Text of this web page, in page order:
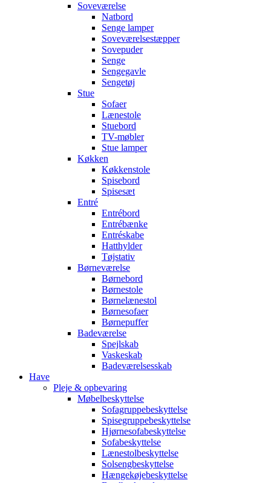
Soveværelse
Natbord
Senge lamper
Soveværelsestæpper
Sovepuder
Senge
Sengegavle
Sengetøj
Stue
Sofaer
Lænestole
Stuebord
TV-møbler
Stue lamper
Køkken
Køkkenstole
Spisebord
Spisesæt
Entré
Entrébord
Entrébænke
Entréskabe
Hatthylder
Tøjstativ
Børneværelse
Børnebord
Børnestole
Børnelænestol
Børnesofaer
Børnepuffer
Badeværelse
Spejlskab
Vaskeskab
Badeværelsesskab
Have
Pleje & opbevaring
Møbelbeskyttelse
Sofagruppebeskyttelse
Spisegruppebeskyttelse
Hjørnesofabeskyttelse
Sofabeskyttelse
Lænestolbeskyttelse
Solsengbeskyttelse
Hængekøjebeskyttelse